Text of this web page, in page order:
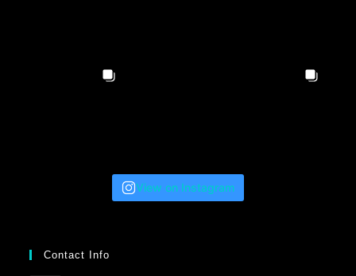
View on Instagram
Contact Info